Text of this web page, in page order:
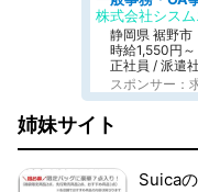
株式会社シス
静岡県 裾野市
時給1,550円～
正社員 / 派遣
スポンサー：
姉妹サイト
Suica